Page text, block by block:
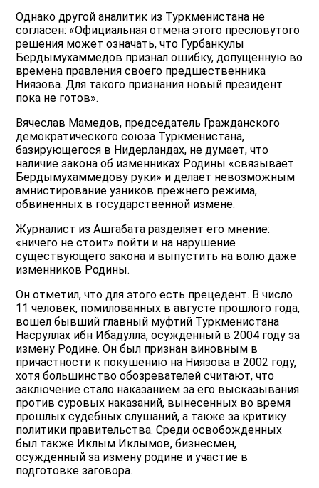
Однако другой аналитик из Туркменистана не
согласен: «Официальная отмена этого пресловутого
решения может означать, что Гурбанкулы
Бердымухаммедов признал ошибку, допущенную во
времена правления своего предшественника
Ниязова. Для такого признания новый президент
пока не готов».
Вячеслав Мамедов, председатель Гражданского
демократического союза Туркменистана,
базирующегося в Нидерландах, не думает, что
наличие закона об изменниках Родины «связывает
Бердымухаммедову руки» и делает невозможным
амнистирование узников прежнего режима,
обвиненных в государственной измене.
Журналист из Ашгабата разделяет его мнение:
«ничего не стоит» пойти и на нарушение
существующего закона и выпустить на волю даже
изменников Родины.
Он отметил, что для этого есть прецедент. В число
11 человек, помилованных в августе прошлого года,
вошел бывший главный муфтий Туркменистана
Насруллах ибн Ибадулла, осужденный в 2004 году за
измену Родине. Он был признан виновным в
причастности к покушению на Ниязова в 2002 году,
хотя большинство обозревателей считают, что
заключение стало наказанием за его высказывания
против суровых наказаний, вынесенных во время
прошлых судебных слушаний, а также за критику
политики правительства. Среди освобожденных
был также Иклым Иклымов, бизнесмен,
осужденный за измену родине и участие в
подготовке заговора.